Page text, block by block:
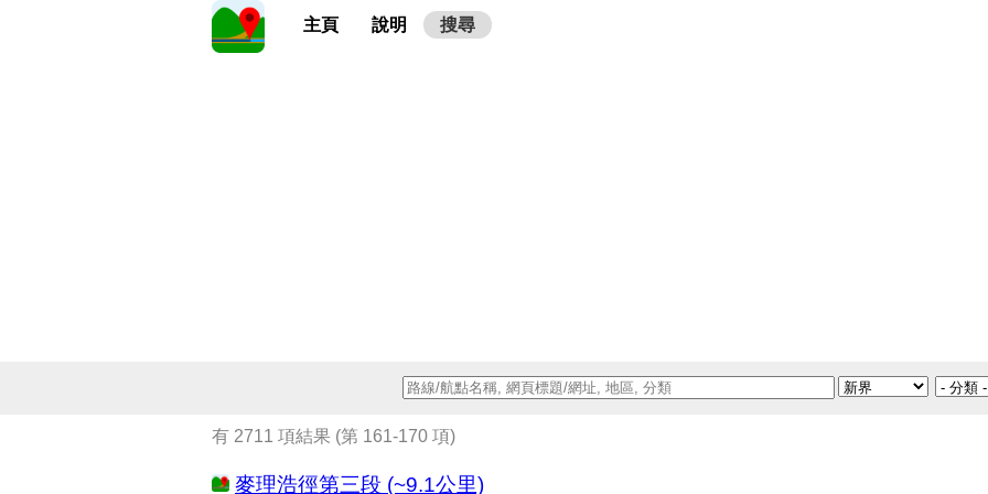
主頁 說明 搜尋
有 2711 項結果 (第 161-170 項)
麥理浩徑第三段 (~9.1公里)